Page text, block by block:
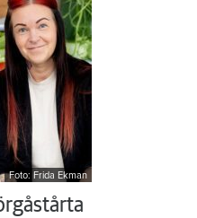
Foto: Frida Ekman